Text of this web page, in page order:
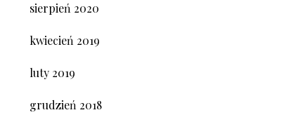
sierpień 2020
kwiecień 2019
luty 2019
grudzień 2018